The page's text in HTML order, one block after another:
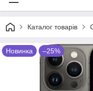
Каталог товарів
Новинка –25%